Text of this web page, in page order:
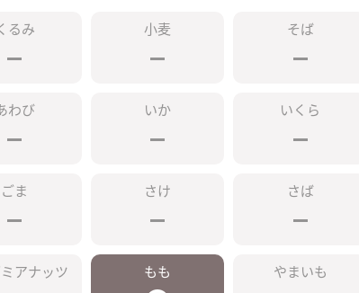
るみ 小麦 そば
わび いか いくら
ごま さけ さば
アナッツ もも やまいも